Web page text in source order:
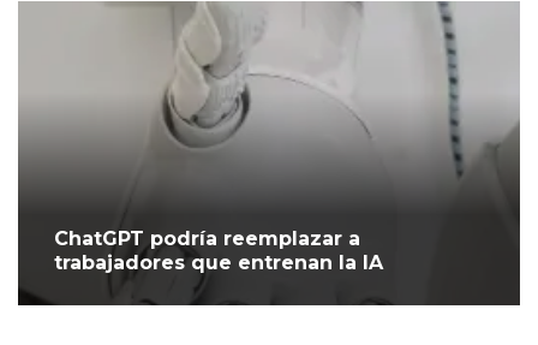
ChatGPT podría reemplazar a
trabajadores que entrenan la IA